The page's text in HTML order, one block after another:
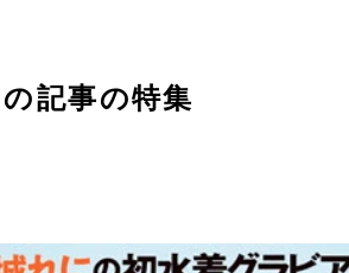
記事の特集